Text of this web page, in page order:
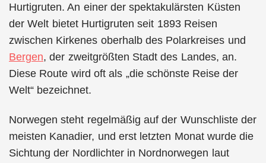
Hurtigruten. An einer der spektakulärsten Küsten
der Welt bietet Hurtigruten seit 1893 Reisen
zwischen Kirkenes oberhalb des Polarkreises und
Bergen, der zweitgrößten Stadt des Landes, an.
Diese Route wird oft als „die schönste Reise der
Welt“ bezeichnet.
Norwegen steht regelmäßig auf der Wunschliste der
meisten Kanadier, und erst letzten Monat wurde die
Sichtung der Nordlichter in Nordnorwegen laut